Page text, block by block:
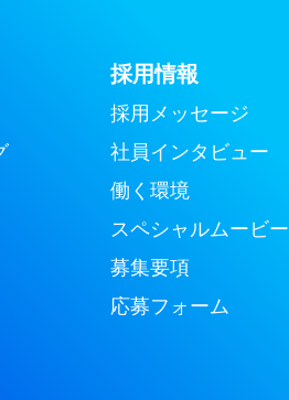
採用情報
採用メッセージ
社員インタビュー
働く環境
スペシャルムービー
募集要項
応募フォーム